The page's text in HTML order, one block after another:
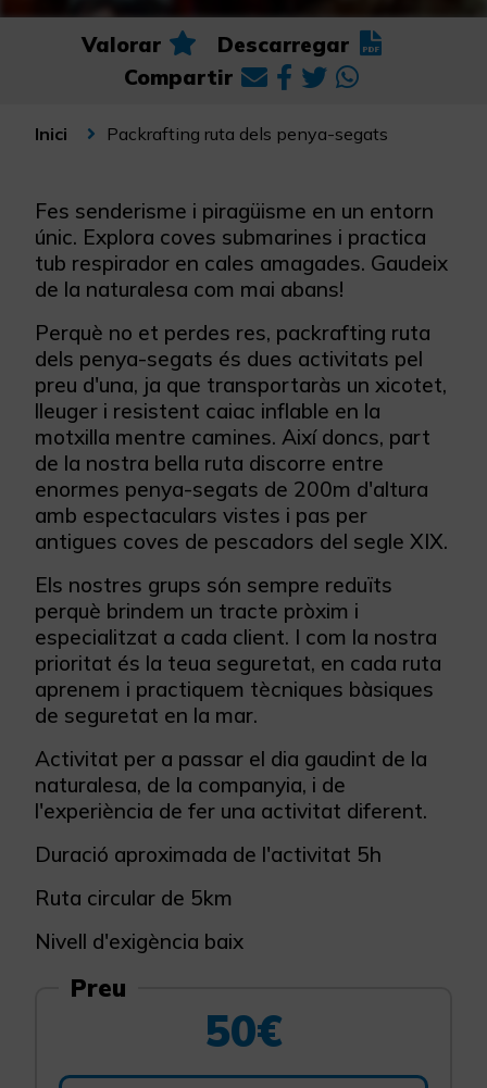
Valorar
Descarregar
Compartir
Inici Packrafting ruta dels penya-segats
Fes senderisme i piragüisme en un entorn
únic. Explora coves submarines i practica
tub respirador en cales amagades. Gaudeix
de la naturalesa com mai abans!
Perquè no et perdes res, packrafting ruta
dels penya-segats és dues activitats pel
preu d'una, ja que transportaràs un xicotet,
lleuger i resistent caiac inflable en la
motxilla mentre camines. Així doncs, part
de la nostra bella ruta discorre entre
enormes penya-segats de 200m d'altura
amb espectaculars vistes i pas per
antigues coves de pescadors del segle XIX.
Els nostres grups són sempre reduïts
perquè brindem un tracte pròxim i
especialitzat a cada client. I com la nostra
prioritat és la teua seguretat, en cada ruta
aprenem i practiquem tècniques bàsiques
de seguretat en la mar.
Activitat per a passar el dia gaudint de la
naturalesa, de la companyia, i de
l'experiència de fer una activitat diferent.
Duració aproximada de l'activitat 5h
Ruta circular de 5km
Nivell d'exigència baix
Preu
50€